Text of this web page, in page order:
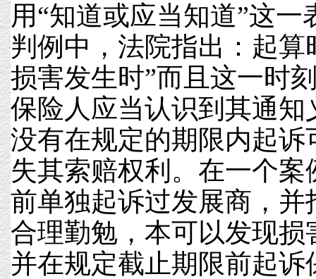
用“知道或应当知道”这
判例中，法院指出：起算
损害发生时”而且这一时
保险人应当认识到其通知
没有在规定的期限内起诉
失其索赔权利。在一个
前单独起诉过发展商，并
合理勤勉，本可以发现损
并在规定截止期限前起